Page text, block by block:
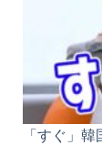
「すぐ」